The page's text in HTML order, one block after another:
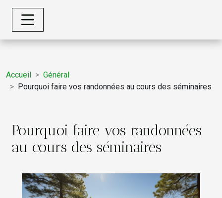
Accueil
Général
Pourquoi faire vos randonnées au cours des séminaires
Pourquoi faire vos randonnées
au cours des séminaires